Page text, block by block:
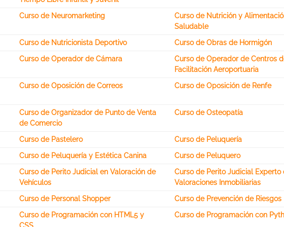
Curso de Neuromarketing
Curso de Nutrición y
Saludable
Curso de Nutricionista Deportivo
Curso de Obras de Hormigón
Curso de Operador de Cámara
Curso de Operador de Centros
Facilitación Aeroportuaria
Curso de Oposición de Correos Curso de Oposición de Renfe
Curso de Organizador de Punto de Venta
de Comercio
Curso de Osteopatía
Curso de Pastelero
Curso de Peluquería
Curso de Peluquería y Estética Canina
Curso de Peluquero
Curso de Perito Judicial en Valoración de
Vehículos
Curso de Perito Judicial Experto
Valoraciones Inmobiliarias
Curso de Personal Shopper
Curso de Prevención de Riesgos
Curso de Programación con HTML5 y
Curso de Programación con